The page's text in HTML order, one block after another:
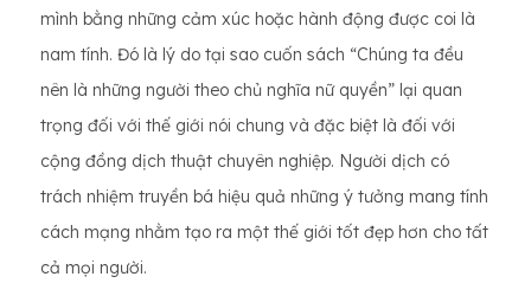
mình bằng những cảm xúc hoặc hành động được coi là
nam tính. Đó là lý do tại sao cuốn sách “Chúng ta đều
nên là những người theo chủ nghĩa nữ quyền” lại quan
trọng đối với thế giới nói chung và đặc biệt là đối với
cộng đồng dịch thuật chuyên nghiệp. Người dịch có
trách nhiệm truyền bá hiệu quả những ý tưởng mang tính
cách mạng nhằm tạo ra một thế giới tốt đẹp hơn cho tất
cả mọi người.